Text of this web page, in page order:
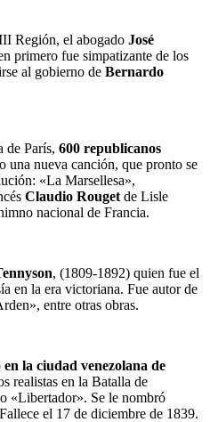
Región, el abogado José
primero fue simpatizante de los
al gobierno de Bernardo
de París, 600 republicanos
una nueva canción, que pronto se
«La Marsellesa»,
Claudio Rouget de Lisle
nacional de Francia.
, (1809-1892) quien fue el
en la era victoriana. Fue autor de
entre otras obras.
la ciudad venezolana de
realistas en la Batalla de
«Libertador». Se le nombró
el 17 de diciembre de 1839.